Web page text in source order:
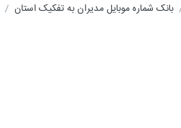
بانک شماره موبایل مدیران به تفکیک استان